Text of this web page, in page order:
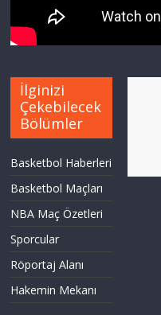
İlginizi
Çekebilecek
Bölümler
Basketbol Haberleri
Basketbol Maçları
NBA Maç Özetleri
Sporcular
Röportaj Alanı
Hakemin Mekanı